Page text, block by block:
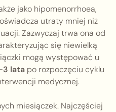
jako hipomenorrhoea,
utraty mniej niż
Zazwyczaj trwa ona od
się niewielką
mogą występować u
3 lata po rozpoczęciu cyklu
medycznej.
miesiączek. Najczęściej